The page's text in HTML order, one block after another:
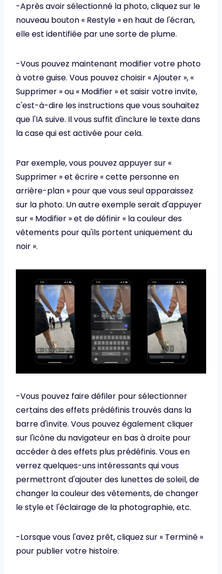
-Après avoir sélectionné la photo, cliquez sur le
nouveau bouton « Restyle » en haut de l'écran,
elle est identifiée par une sorte de plume.
-Vous pouvez maintenant modifier votre photo
à votre guise. Vous pouvez choisir « Ajouter », «
Supprimer » ou « Modifier » et saisir votre invite,
c'est-à-dire les instructions que vous souhaitez
que l'IA suive. Il vous suffit d'inclure le texte dans
la case qui est activée pour cela.
Par exemple, vous pouvez appuyer sur «
Supprimer » et écrire « cette personne en
arrière-plan » pour que vous seul apparaissez
sur la photo. Un autre exemple serait d'appuyer
sur « Modifier » et de définir « la couleur des
vêtements pour qu'ils portent uniquement du
noir ».
-Vous pouvez faire défiler pour sélectionner
certains des effets prédéfinis trouvés dans la
barre d'invite. Vous pouvez également cliquer
sur l'icône du navigateur en bas à droite pour
accéder à des effets plus prédéfinis. Vous en
verrez quelques-uns intéressants qui vous
permettront d'ajouter des lunettes de soleil, de
changer la couleur des vêtements, de changer
le style et l'éclairage de la photographie, etc.
-Lorsque vous l'avez prêt, cliquez sur « Terminé »
pour publier votre histoire.